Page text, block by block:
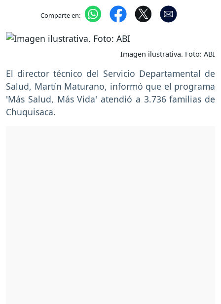
Comparte en:
Imagen ilustrativa. Foto: ABI
El director técnico del Servicio Departamental de
Salud, Martín Maturano, informó que el programa
'Más Salud, Más Vida' atendió a 3.736 familias de
Chuquisaca.